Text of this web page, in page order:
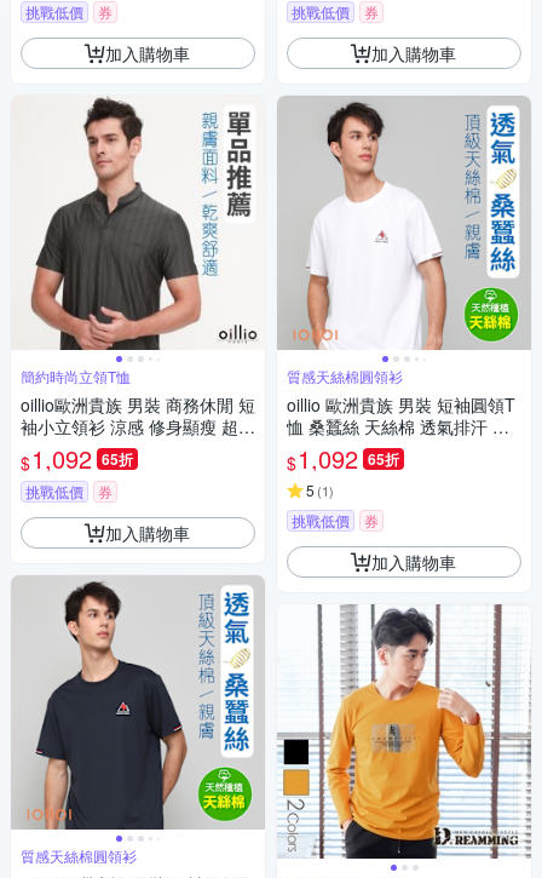
挑戰低價 券
加入購物車
簡約時尚立領T恤
oillio歐洲貴族 男裝 商務休閒 短
袖小立領衫 涼感 修身顯瘦 超柔
防皺 灰綠色 法國品牌
$1,092 65折
挑戰低價 券
加入購物車
質感天絲棉圓領衫
挑戰低價 券
加入購物車
質感天絲棉圓領衫
oillio 歐洲貴族 男裝 短袖圓領T
恤 桑蠶絲 天絲棉 透氣排汗 簡
約時尚 防皺 白色 法國品牌
$1,092 65折
5 (1)
挑戰低價 券
加入購物車